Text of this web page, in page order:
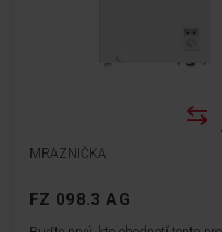
MRAZNIČKA
FZ 098.3 AG